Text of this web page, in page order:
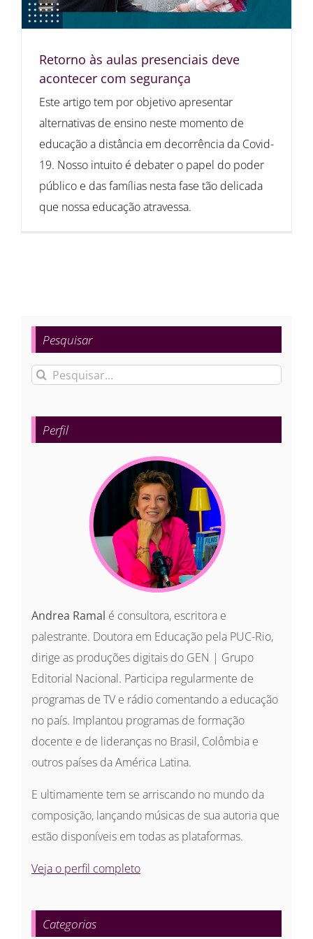
Retorno às aulas presenciais deve
acontecer com segurança
Este artigo tem por objetivo apresentar
alternativas de ensino neste momento de
educação a distância em decorrência da Covid-
19. Nosso intuito é debater o papel do poder
público e das famílias nesta fase tão delicada
que nossa educação atravessa.
Pesquisar
Buscar
para:
Perfil
Andrea Ramal é consultora, escritora e
palestrante. Doutora em Educação pela PUC-Rio,
dirige as produções digitais do GEN | Grupo
Editorial Nacional. Participa regularmente de
programas de TV e rádio comentando a educação
no país. Implantou programas de formação
docente e de lideranças no Brasil, Colômbia e
outros países da América Latina.
E ultimamente tem se arriscando no mundo da
composição, lançando músicas de sua autoria que
estão disponíveis em todas as plataformas.
Veja o perfil completo
Categorias